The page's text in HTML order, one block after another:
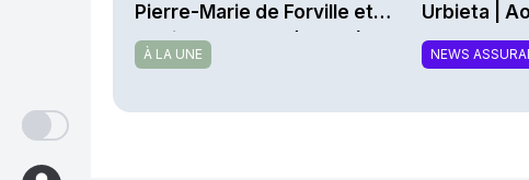
Pierre-Marie de Forville et
d’Ariane Darmon (Ivesta)
À LA UNE
Urbieta |
NEWS